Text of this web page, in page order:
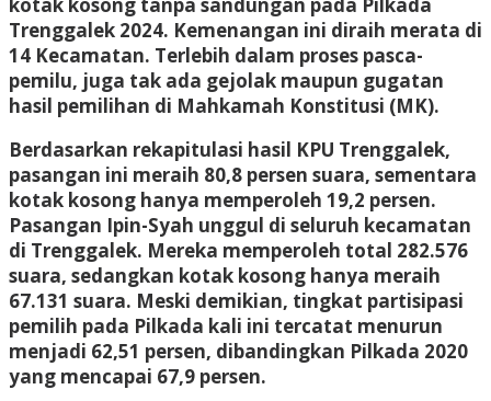
Trenggalek 2024. Kemenangan ini diraih merata di
14 Kecamatan. Terlebih dalam proses pasca-
pemilu, juga tak ada gejolak maupun gugatan
hasil pemilihan di Mahkamah Konstitusi (MK).
Berdasarkan rekapitulasi hasil KPU Trenggalek,
pasangan ini meraih 80,8 persen suara, sementara
kotak kosong hanya memperoleh 19,2 persen.
Pasangan Ipin-Syah unggul di seluruh kecamatan
di Trenggalek. Mereka memperoleh total 282.576
suara, sedangkan kotak kosong hanya meraih
67.131 suara. Meski demikian, tingkat partisipasi
pemilih pada Pilkada kali ini tercatat menurun
menjadi 62,51 persen, dibandingkan Pilkada 2020
yang mencapai 67,9 persen.